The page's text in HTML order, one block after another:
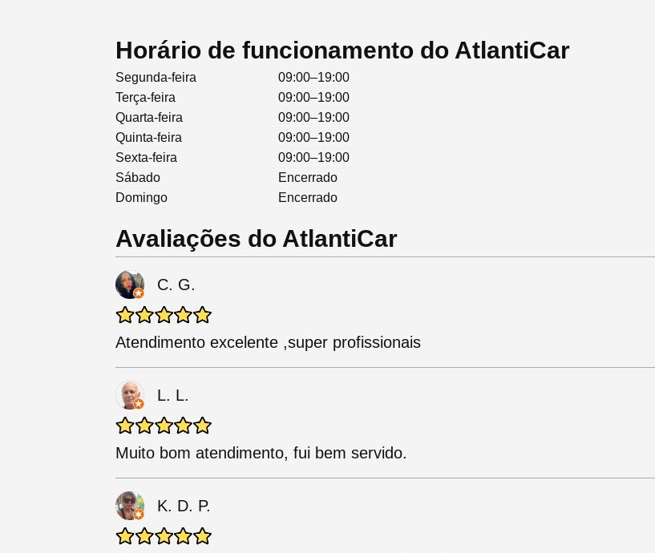
Horário de funcionamento do AtlantiCar
Segunda-feira
09:00–19:00
Terça-feira
09:00–19:00
Quarta-feira
09:00–19:00
Quinta-feira
09:00–19:00
Sexta-feira
09:00–19:00
Sábado
Encerrado
Domingo
Encerrado
Avaliações do AtlantiCar
C. G.
Atendimento excelente ,super profissionais
L. L.
Muito bom atendimento, fui bem servido.
K. D. P.